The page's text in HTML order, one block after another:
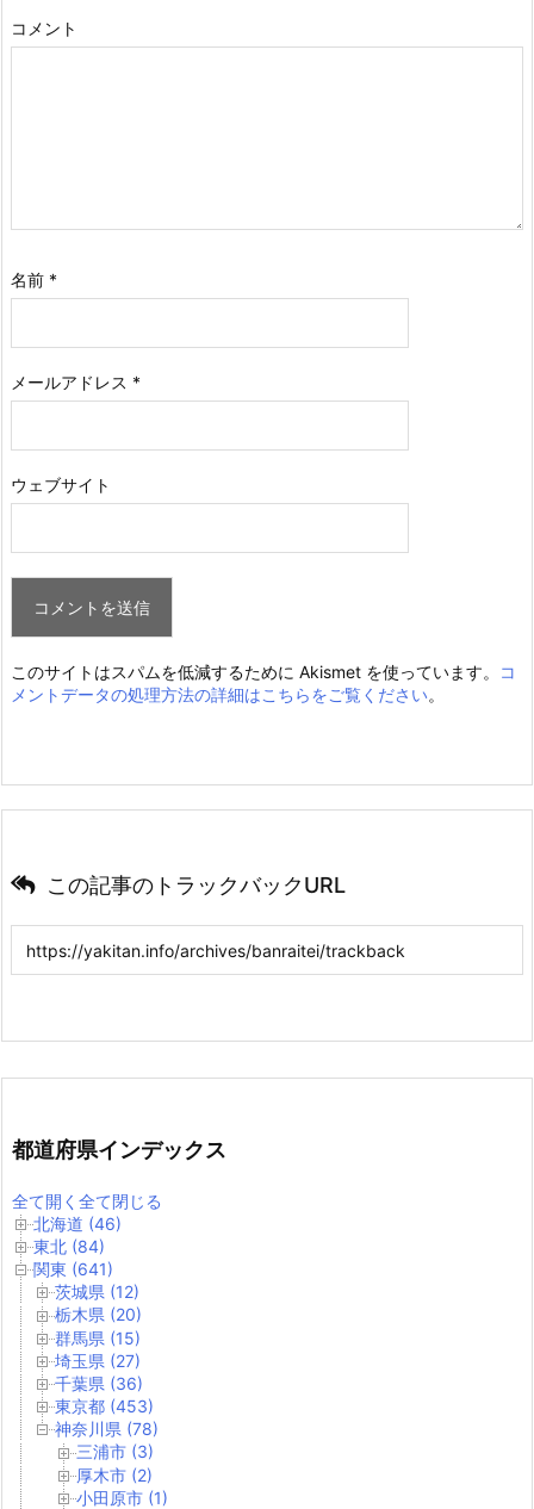
コメント
名前 *
メールアドレス *
ウェブサイト
このサイトはスパムを低減するために Akismet を使っています。
コ
メントデータの処理方法の詳細はこちらをご覧ください。
この記事のトラックバックURL
都道府県インデックス
全て開く 全て閉じる
北海道 (46)
東北 (84)
関東 (641)
茨城県 (12)
栃木県 (20)
群馬県 (15)
埼玉県 (27)
千葉県 (36)
東京都 (453)
神奈川県 (78)
三浦市 (3)
厚木市 (2)
小田原市 (1)